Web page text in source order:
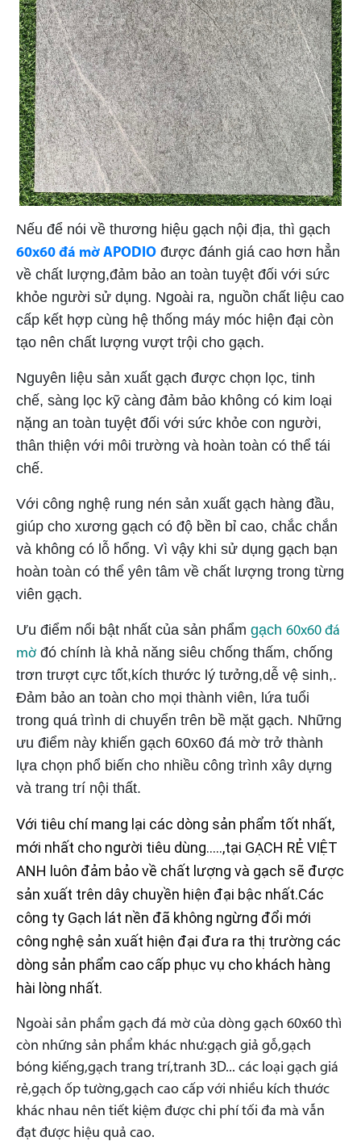
Nếu để nói về thương hiệu gạch nội địa, thì gạch
60x60 đá mờ APODIO được đánh giá cao hơn hẳn
về chất lượng,đảm bảo an toàn tuyệt đối với sức
khỏe người sử dụng. Ngoài ra, nguồn chất liệu cao
cấp kết hợp cùng hệ thống máy móc hiện đại còn
tạo nên chất lượng vượt trội cho gạch.
Nguyên liệu sản xuất gạch được chọn lọc, tinh
chế, sàng lọc kỹ càng đảm bảo không có kim loại
nặng an toàn tuyệt đối với sức khỏe con người,
thân thiện với môi trường và hoàn toàn có thể tái
chế.
Với công nghệ rung nén sản xuất gạch hàng đầu,
giúp cho xương gạch có độ bền bỉ cao, chắc chắn
và không có lỗ hổng. Vì vậy khi sử dụng gạch bạn
hoàn toàn có thể yên tâm về chất lượng trong từng
viên gạch.
Ưu điểm nổi bật nhất của sản phẩm gạch 60x60 đá
mờ đó chính là khả năng siêu chống thấm, chống
trơn trượt cực tốt,kích thước lý tưởng,dễ vệ sinh,.
Đảm bảo an toàn cho mọi thành viên, lứa tuổi
trong quá trình di chuyển trên bề mặt gạch. Những
ưu điểm này khiến gạch 60x60 đá mờ trở thành
lựa chọn phổ biến cho nhiều công trình xây dựng
và trang trí nội thất.
Với tiêu chí mang lại các dòng sản phẩm tốt nhất,
mới nhất cho người tiêu dùng…..,tại GẠCH RẺ VIỆT
ANH luôn đảm bảo về chất lượng và gạch sẽ được
sản xuất trên dây chuyền hiện đại bậc nhất.Các
công ty Gạch lát nền đã không ngừng đổi mới
công nghệ sản xuất hiện đại đưa ra thị trường các
dòng sản phẩm cao cấp phục vụ cho khách hàng
hài lòng nhất.
Ngoài sản phẩm gạch đá mờ của dòng gạch 60x60 thì
còn những sản phẩm khác như:gạch giả gỗ,gạch
bóng kiếng,gạch trang trí,tranh 3D... các loại gạch giá
rẻ,gạch ốp tường,gạch cao cấp với nhiều kích thước
khác nhau nên tiết kiệm được chi phí tối đa mà vẫn
đạt được hiệu quả cao.